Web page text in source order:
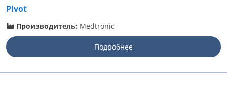
Pivot
Производитель: Medtronic
Подробнее